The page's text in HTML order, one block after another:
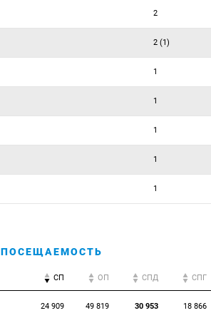
2
2 (1)
1
1
1
1
1
ПОСЕЩАЕМОСТЬ
СП ОП CПД CПГ
24 909 49 819 30 953 18 866